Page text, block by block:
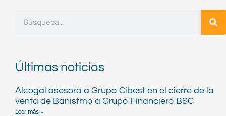
Últimas noticias
Alcogal asesora a Grupo Cibest en el cierre de la
venta de Banistmo a Grupo Financiero BSC
Leer más »